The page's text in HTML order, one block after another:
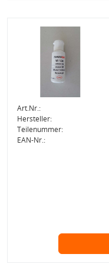
Art.Nr.:
Hersteller:
Teilenummer:
EAN-Nr.: